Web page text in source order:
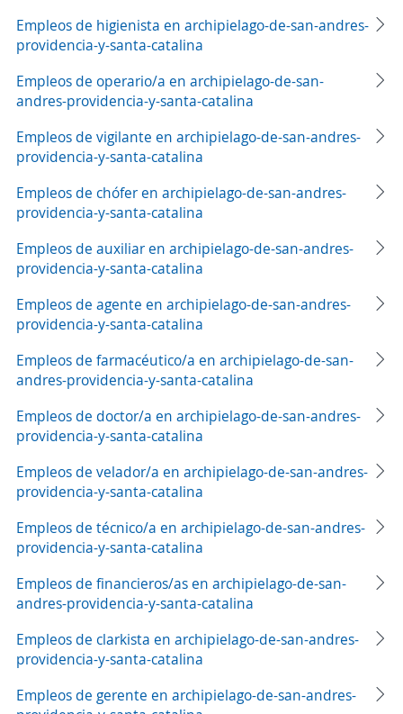
Empleos de higienista en archipielago-de-san-andres-
providencia-y-santa-catalina
Empleos de operario/a en archipielago-de-san-
andres-providencia-y-santa-catalina
Empleos de vigilante en archipielago-de-san-andres-
providencia-y-santa-catalina
Empleos de chófer en archipielago-de-san-andres-
providencia-y-santa-catalina
Empleos de auxiliar en archipielago-de-san-andres-
providencia-y-santa-catalina
Empleos de agente en archipielago-de-san-andres-
providencia-y-santa-catalina
Empleos de farmacéutico/a en archipielago-de-san-
andres-providencia-y-santa-catalina
Empleos de doctor/a en archipielago-de-san-andres-
providencia-y-santa-catalina
Empleos de velador/a en archipielago-de-san-andres-
providencia-y-santa-catalina
Empleos de técnico/a en archipielago-de-san-andres-
providencia-y-santa-catalina
Empleos de financieros/as en archipielago-de-san-
andres-providencia-y-santa-catalina
Empleos de clarkista en archipielago-de-san-andres-
providencia-y-santa-catalina
Empleos de gerente en archipielago-de-san-andres-